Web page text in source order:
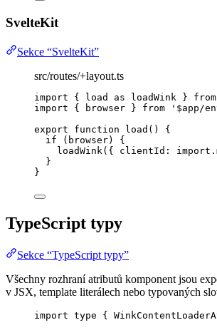
SvelteKit
Sekce “SvelteKit”
src/routes/+layout.ts
import { load as loadWink } from
import { browser } from ' $app/
export
function load ()
{
if (browser) {
loadWink ({ clientId: import.
}
}
TypeScript typy
Sekce “TypeScript typy”
Všechny rozhraní atributů komponent jsou
v JSX, template literálech nebo typovaných
import type {